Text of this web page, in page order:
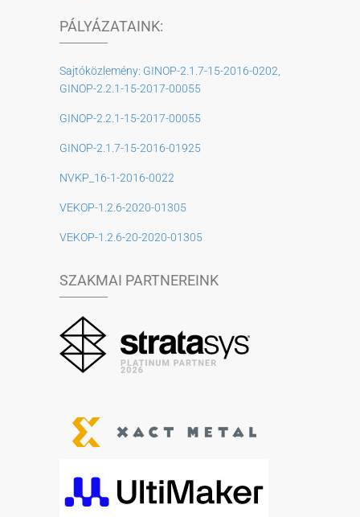
PÁLYÁZATAINK:
Sajtóközlemény: GINOP-2.1.7-15-2016-0202,
GINOP-2.2.1-15-2017-00055
GINOP-2.2.1-15-2017-00055
GINOP-2.1.7-15-2016-01925
NVKP_16-1-2016-0022
VEKOP-1.2.6-2020-01305
VEKOP-1.2.6-20-2020-01305
SZAKMAI PARTNEREINK